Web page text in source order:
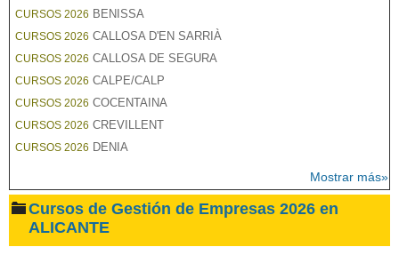
CURSOS 2026 BENISSA
CURSOS 2026 CALLOSA D'EN SARRIÀ
CURSOS 2026 CALLOSA DE SEGURA
CURSOS 2026 CALPE/CALP
CURSOS 2026 COCENTAINA
CURSOS 2026 CREVILLENT
CURSOS 2026 DENIA
Mostrar más»
Cursos de Gestión de Empresas 2026 en
ALICANTE